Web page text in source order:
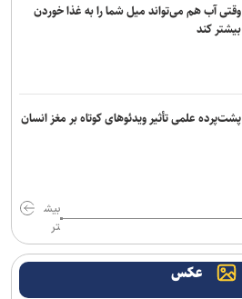
وقتی آب هم می‌تواند میل شما را به غذا خوردن
بیشتر کند
پشت‌پرده علمی تأثیر ویدئو‌های کوتاه بر مغز انسان
بیش
تر
عکس